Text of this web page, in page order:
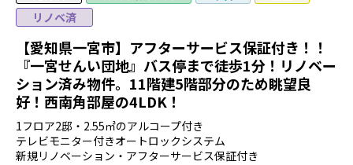
リノベ済
【愛知県一宮市】アフターサービス保証付き！！
『一宮せんい団地』バス停まで徒歩1分！リノベー
ション済み物件。11階建5階部分のため眺望良
好！西南角部屋の4LDK！
1フロア2邸・2.55㎡のアルコープ付き
テレビモニター付きオートロックシステム
新規リノベーション・アフターサービス保証付き